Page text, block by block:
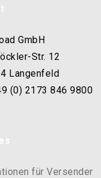
GmbH
Str. 12
Langenfeld
(0) 2173 846 9800
für Versender